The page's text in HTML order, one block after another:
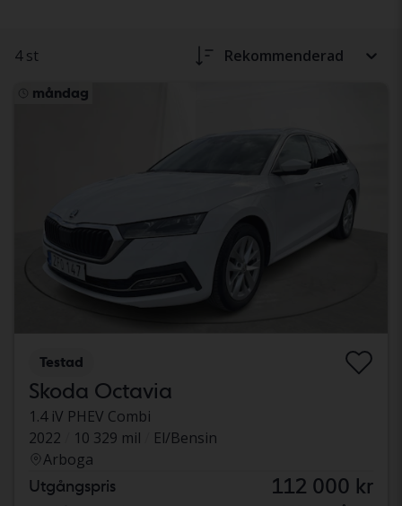
4 st Rekommenderad
måndag
Testad
Skoda Octavia
1.4 iV PHEV Combi
2022
10 329 mil
El/Bensin
Arboga
Utgångspris 112 000 kr